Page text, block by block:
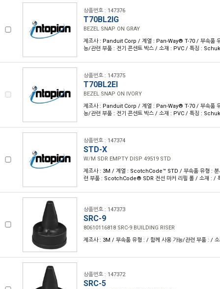
상품번호 : 147376
T70BL2IG
BEZEL SNAP ON GRAY
제조사 : Panduit Corp / 계열 : Pan-Way® T-70 / 부속품
능/관련 부품 : 전기 콘센트 박스 / 소재 : PVC / 특징 :
상품번호 : 147375
T70BL2EI
BEZEL SNAP ON IVORY
제조사 : Panduit Corp / 계열 : Pan-Way® T-70 / 부속품
능/관련 부품 : 전기 콘센트 박스 / 소재 : PVC / 특징 :
상품번호 : 147374
STD-X
W/M SDR EMPTY DISP 49519 STD
제조사 : 3M / 계열 : ScotchCode™ STD / 부속품 유형 : 분
련 부품 : ScotchCode® SDR 전선 마커 리필 롤 / 소재 : /
상품번호 : 147373
SRC-9
80610116818 SRC-9 BUILDING RISER
제조사 : 3M / 부속품 유형 : / 함께 사용 가능/관련 부품 : /
상품번호 : 147372
SRC-5